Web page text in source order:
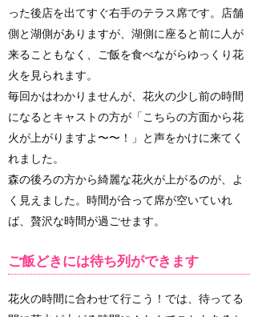
った後店を出てすぐ右手のテラス席です。店舗
側と湖側がありますが、湖側に座ると前に人が
来ることもなく、ご飯を食べながらゆっくり花
火を見られます。
毎回かはわかりませんが、花火の少し前の時間
になるとキャストの方が「こちらの方面から花
火が上がりますよ〜〜！」と声をかけに来てく
れました。
森の後ろの方から綺麗な花火が上がるのが、よ
く見えました。時間が合って席が空いていれ
ば、贅沢な時間が過ごせます。
ご飯どきには待ち列ができます
花火の時間に合わせて行こう！では、待ってる